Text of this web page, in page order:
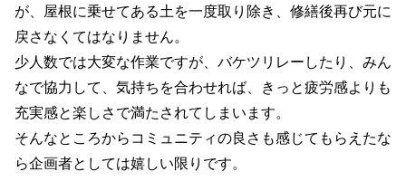
が、屋根に乗せてある土を一度取り除き、修繕後再び元に
戻さなくてはなりません。
少人数では大変な作業ですが、バケツリレーしたり、みん
なで協力して、気持ちを合わせれば、きっと疲労感よりも
充実感と楽しさで満たされてしまいます。
そんなところからコミュニティの良さも感じてもらえたな
ら企画者としては嬉しい限りです。